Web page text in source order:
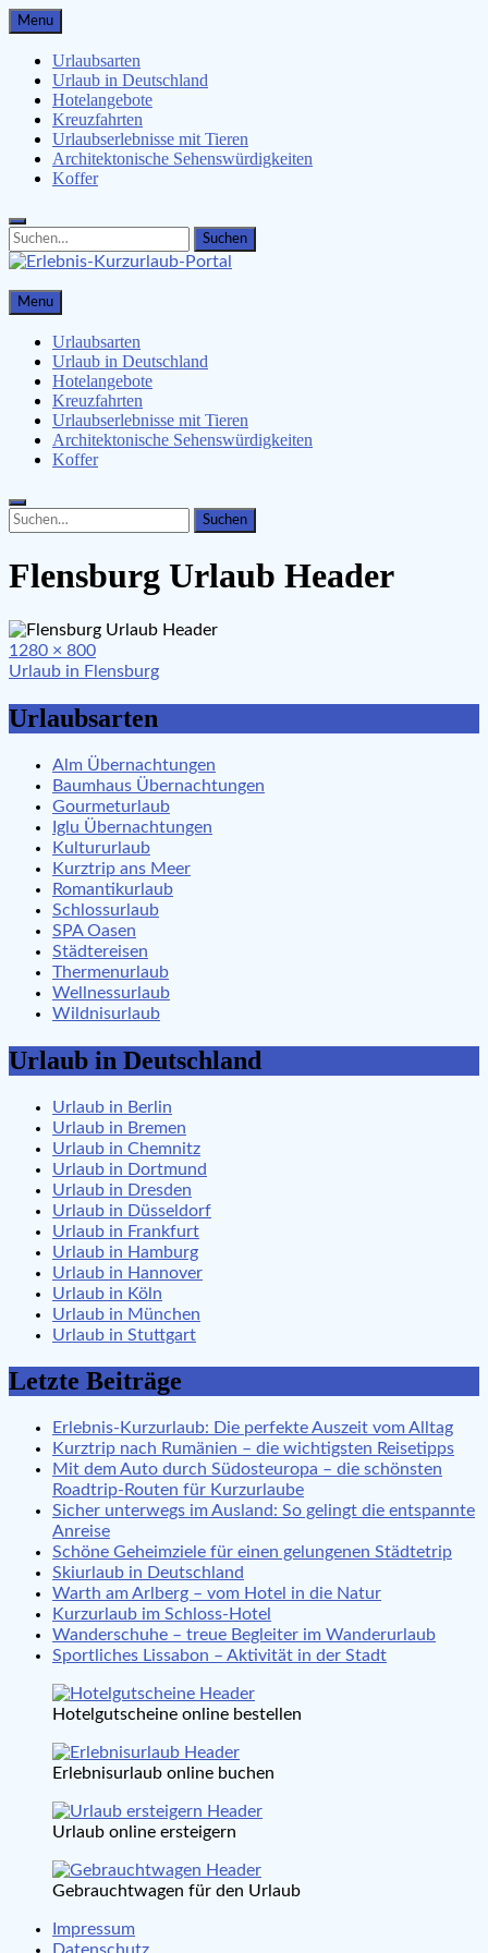
Skip
to
content
Menu
Urlaubsarten
Urlaub in Deutschland
Hotelangebote
Kreuzfahrten
Urlaubserlebnisse mit Tieren
Architektonische Sehenswürdigkeiten
Koffer
Search
for:
Search
Erlebnis-Kurzurlaub-Portal
Urlaubsangebote, Erlebnisse & mehr
Menu
Urlaubsarten
Urlaub in Deutschland
Hotelangebote
Kreuzfahrten
Urlaubserlebnisse mit Tieren
Architektonische Sehenswürdigkeiten
Koffer
Search
for:
Search
Flensburg Urlaub Header
Full
size
1280 × 800
Beitragsnavigation
Urlaub in Flensburg
Urlaubsarten
Alm Übernachtungen
Baumhaus Übernachtungen
Gourmeturlaub
Iglu Übernachtungen
Kultururlaub
Kurztrip ans Meer
Romantikurlaub
Schlossurlaub
SPA Oasen
Städtereisen
Thermenurlaub
Wellnessurlaub
Wildnisurlaub
Urlaub in Deutschland
Urlaub in Berlin
Urlaub in Bremen
Urlaub in Chemnitz
Urlaub in Dortmund
Urlaub in Dresden
Urlaub in Düsseldorf
Urlaub in Frankfurt
Urlaub in Hamburg
Urlaub in Hannover
Urlaub in Köln
Urlaub in München
Urlaub in Stuttgart
Letzte Beiträge
Erlebnis-Kurzurlaub: Die perfekte Auszeit vom Alltag
Kurztrip nach Rumänien – die wichtigsten Reisetipps
Mit dem Auto durch Südosteuropa – die schönsten
Roadtrip-Routen für Kurzurlaube
Sicher unterwegs im Ausland: So gelingt die entspannte
Anreise
Schöne Geheimziele für einen gelungenen Städtetrip
Skiurlaub in Deutschland
Warth am Arlberg – vom Hotel in die Natur
Kurzurlaub im Schloss-Hotel
Wanderschuhe – treue Begleiter im Wanderurlaub
Sportliches Lissabon – Aktivität in der Stadt
Hotelgutscheine online bestellen
Erlebnisurlaub online buchen
Urlaub online ersteigern
Gebrauchtwagen für den Urlaub
Impressum